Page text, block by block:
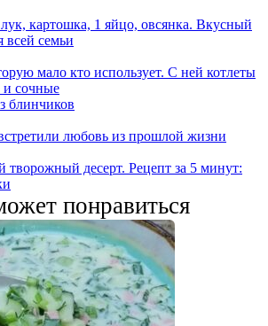
картошка, 1 яйцо, овсянка. Вкусный
семьи
мало кто использует. С ней котлеты
и сочные
блинчиков
любовь из прошлой жизни
творожный десерт. Рецепт за 5 минут:
понравиться